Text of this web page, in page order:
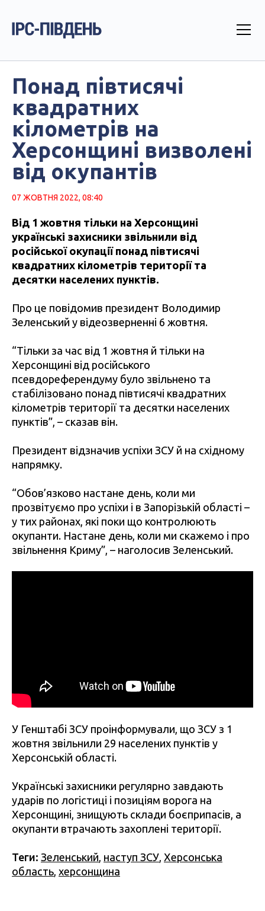
Понад півтисячі
квадратних
кілометрів на
Херсонщині визволені
від окупантів
07 ЖОВТНЯ 2022, 08:40
Від 1 жовтня тільки на Херсонщині
українські захисники звільнили від
російської окупації понад півтисячі
квадратних кілометрів території та
десятки населених пунктів.
Про це повідомив президент Володимир
Зеленський у відеозверненні 6 жовтня.
“Тільки за час від 1 жовтня й тільки на
Херсонщині від російського
псевдореферендуму було звільнено та
стабілізовано понад півтисячі квадратних
кілометрів території та десятки населених
пунктів”, – сказав він.
Президент відзначив успіхи ЗСУ й на східному
напрямку.
“Обов’язково настане день, коли ми
прозвітуємо про успіхи і в Запорізькій області –
у тих районах, які поки що контролюють
окупанти. Настане день, коли ми скажемо і про
звільнення Криму”, – наголосив Зеленський.
У Генштабі ЗСУ проінформували, що ЗСУ з 1
жовтня звільнили 29 населених пунктів у
Херсонській області.
Українські захисники регулярно завдають
ударів по логістиці і позиціям ворога на
Херсонщині, знищують склади боєприпасів, а
окупанти втрачають захоплені території.
Теги: Зеленський наступ ЗСУ Херсонська
область херсонщина